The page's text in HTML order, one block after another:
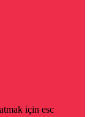
için esc